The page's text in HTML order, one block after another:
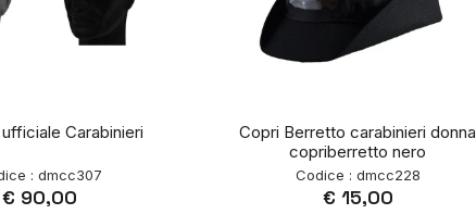
Carabinieri
: dmcc307
€ 90,00
Copri Berretto carabinieri donna
copriberretto nero
Codice : dmcc228
€ 15,00